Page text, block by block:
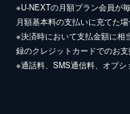
※U-NEXTの月額プラン会員が
月額基本料の支払いに充てた場
※決済時において支払金額に相
録のクレジットカードでのお支
※通話料、SMS通信料、オプシ